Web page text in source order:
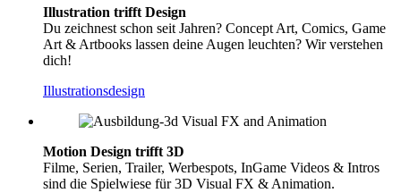
Illustration trifft Design
Du zeichnest schon seit Jahren? Concept Art, Comics, Game
Art & Artbooks lassen deine Augen leuchten? Wir verstehen
dich!
Illustrationsdesign
Motion Design trifft 3D
Filme, Serien, Trailer, Werbespots, InGame Videos & Intros
sind die Spielwiese für 3D Visual FX & Animation.